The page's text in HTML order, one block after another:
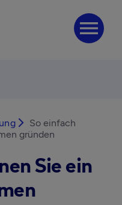
menu
arrow_forward_ios
So einfach
gründen
Sie ein